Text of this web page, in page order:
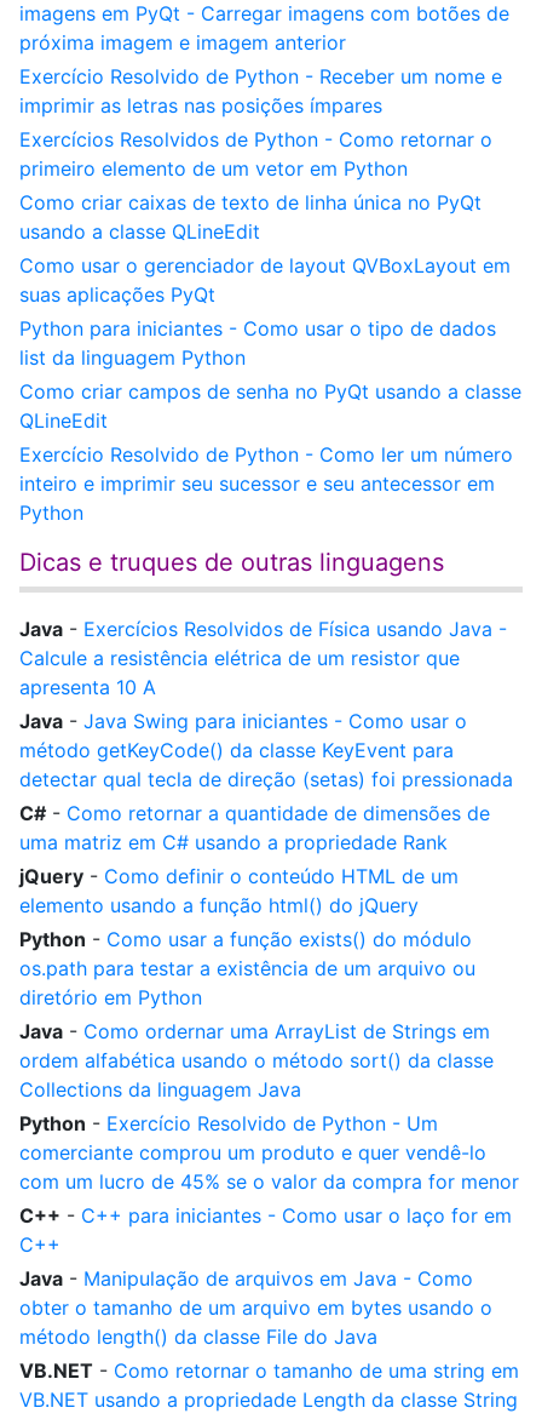
imagens em PyQt - Carregar imagens com botões de
próxima imagem e imagem anterior
Exercício Resolvido de Python - Receber um nome e
imprimir as letras nas posições ímpares
Exercícios Resolvidos de Python - Como retornar o
primeiro elemento de um vetor em Python
Como criar caixas de texto de linha única no PyQt
usando a classe QLineEdit
Como usar o gerenciador de layout QVBoxLayout em
suas aplicações PyQt
Python para iniciantes - Como usar o tipo de dados
list da linguagem Python
Como criar campos de senha no PyQt usando a classe
QLineEdit
Exercício Resolvido de Python - Como ler um número
inteiro e imprimir seu sucessor e seu antecessor em
Python
Dicas e truques de outras linguagens
Java - Exercícios Resolvidos de Física usando Java -
Calcule a resistência elétrica de um resistor que
apresenta 10 A
Java - Java Swing para iniciantes - Como usar o
método getKeyCode() da classe KeyEvent para
detectar qual tecla de direção (setas) foi pressionada
C# - Como retornar a quantidade de dimensões de
uma matriz em C# usando a propriedade Rank
jQuery - Como definir o conteúdo HTML de um
elemento usando a função html() do jQuery
Python - Como usar a função exists() do módulo
os.path para testar a existência de um arquivo ou
diretório em Python
Java - Como ordernar uma ArrayList de Strings em
ordem alfabética usando o método sort() da classe
Collections da linguagem Java
Python - Exercício Resolvido de Python - Um
comerciante comprou um produto e quer vendê-lo
com um lucro de 45% se o valor da compra for menor
C++ - C++ para iniciantes - Como usar o laço for em
C++
Java - Manipulação de arquivos em Java - Como
obter o tamanho de um arquivo em bytes usando o
método length() da classe File do Java
VB.NET - Como retornar o tamanho de uma string em
VB.NET usando a propriedade Length da classe String